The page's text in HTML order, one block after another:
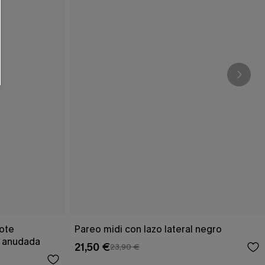
Pareo midi con lazo lateral negro
21,50 €23,90 €
formulario, usted acepta nuestros
de Cupshe en cualquier momento del
y ofertas adaptados a su perfil.